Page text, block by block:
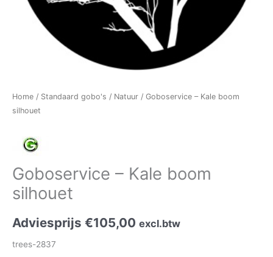
Home / Standaard gobo's / Natuur / Goboservice – Kale boom
silhouet
Goboservice – Kale boom
silhouet
Adviesprijs €105,00 excl.btw
trees-2837